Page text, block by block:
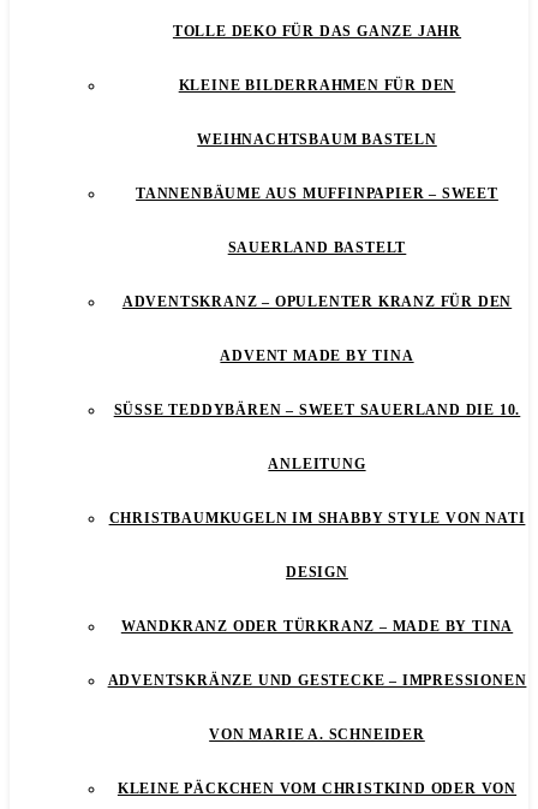
TOLLE DEKO FÜR DAS GANZE JAHR
KLEINE BILDERRAHMEN FÜR DEN
WEIHNACHTSBAUM BASTELN
TANNENBÄUME AUS MUFFINPAPIER – SWEET
SAUERLAND BASTELT
ADVENTSKRANZ – OPULENTER KRANZ FÜR DEN
ADVENT MADE BY TINA
SÜSSE TEDDYBÄREN – SWEET SAUERLAND DIE 10. A
NLEITUNG
CHRISTBAUMKUGELN IM SHABBY STYLE VON NATI
DESIGN
WANDKRANZ ODER TÜRKRANZ – MADE BY TINA
ADVENTSKRÄNZE UND GESTECKE – IMPRESSIONEN
VON MARIE A. SCHNEIDER
KLEINE PÄCKCHEN VOM CHRISTKIND ODER VON